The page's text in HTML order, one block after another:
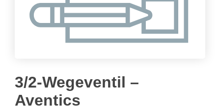
3/2-Wegeventil –
Aventics